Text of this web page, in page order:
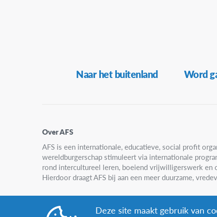
Naar het buitenland Word
Over AFS
AFS is een internationale, educatieve, social profit
wereldburgerschap stimuleert via internationale
rond intercultureel leren, boeiend vrijwilligerswerk en
Hierdoor draagt AFS bij aan een meer duurzame,
Deze site maakt gebruik van